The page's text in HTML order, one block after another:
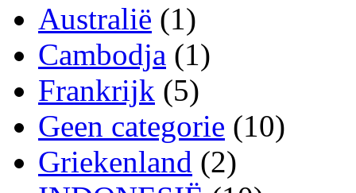
Australië (1)
Cambodja (1)
Frankrijk (5)
Geen categorie (10)
Griekenland (2)